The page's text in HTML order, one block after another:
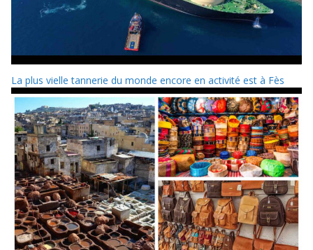
La plus vielle tannerie du monde encore en activité est à Fès